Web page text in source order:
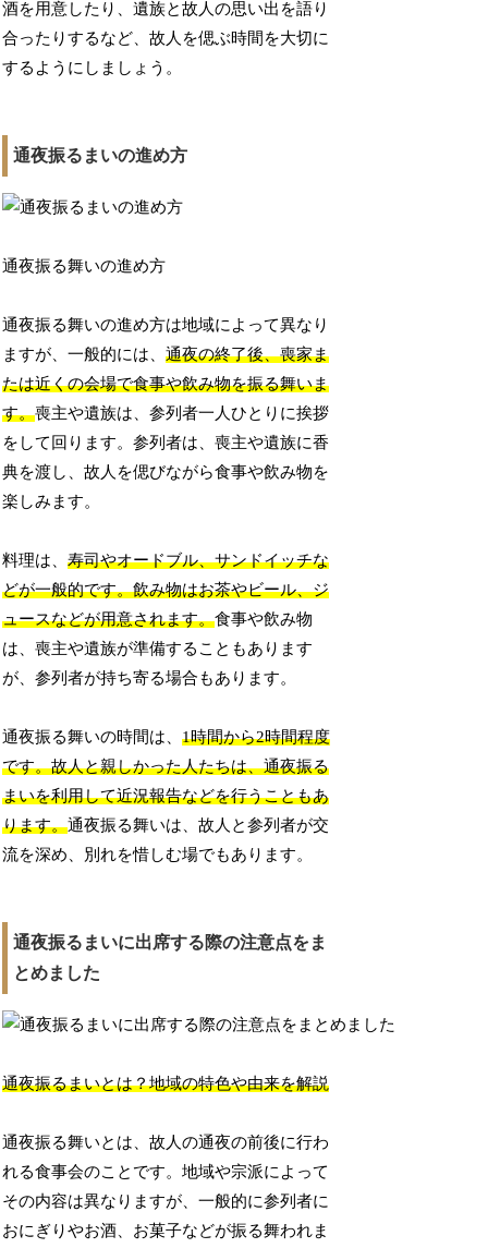
酒を用意したり、遺族と故人の思い出を語り
合ったりするなど、故人を偲ぶ時間を大切に
するようにしましょう。
通夜振るまいの進め方
通夜振る舞いの進め方
通夜振る舞いの進め方は地域によって異なり
ますが、一般的には、通夜の終了後、喪家ま
たは近くの会場で食事や飲み物を振る舞いま
す。喪主や遺族は、参列者一人ひとりに挨拶
をして回ります。参列者は、喪主や遺族に香
典を渡し、故人を偲びながら食事や飲み物を
楽しみます。
料理は、寿司やオードブル、サンドイッチな
どが一般的です。飲み物はお茶やビール、ジ
ュースなどが用意されます。食事や飲み物
は、喪主や遺族が準備することもあります
が、参列者が持ち寄る場合もあります。
通夜振る舞いの時間は、1時間から2時間程度
です。故人と親しかった人たちは、通夜振る
まいを利用して近況報告などを行うこともあ
ります。通夜振る舞いは、故人と参列者が交
流を深め、別れを惜しむ場でもあります。
通夜振るまいに出席する際の注意点をま
とめました
通夜振るまいとは？地域の特色や由来を解説
通夜振る舞いとは、故人の通夜の前後に行わ
れる食事会のことです。地域や宗派によって
その内容は異なりますが、一般的に参列者に
おにぎりやお酒、お菓子などが振る舞われま